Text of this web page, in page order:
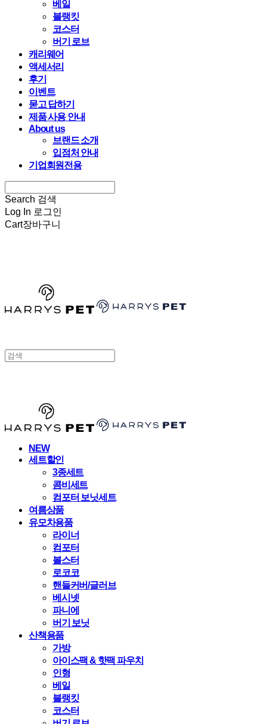
베일
블랭킷
코스터
버기 로브
캐리웨어
액세서리
후기
이벤트
묻고 답하기
제품 사용 안내
About us
브랜드 소개
입점처 안내
기업회원전용
Search 검색
Log In 로그인
Cart장바구니
NEW
세트할인
3종세트
콤비세트
컴포터 보닛세트
여름상품
유모차용품
라이너
컴포터
볼스터
로코코
핸들커버/글러브
베시넷
파니에
버기 보닛
산책용품
가방
아이스팩 & 핫팩 파우치
인형
베일
블랭킷
코스터